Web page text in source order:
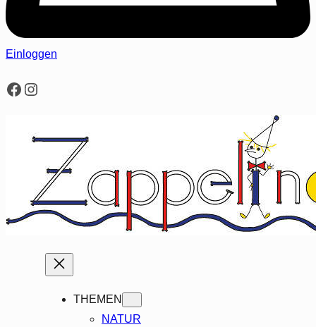
Einloggen
Facebook
Instagram
THEMEN
NATUR